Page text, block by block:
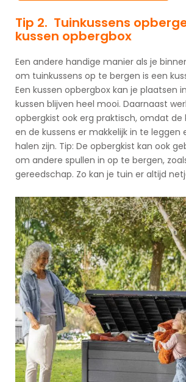
Tip 2. Tuinkussens
kussen opbergbox
Een andere handige manier als je
om tuinkussens op te bergen is een
Een kussen opbergbox kan je plaatsen
kussen blijven heel mooi. Daarnaast
opbergkist ook erg praktisch, omdat
en de kussens er makkelijk in te leggen
halen zijn. Tip: De opbergkist kan ook
om andere spullen in op te bergen,
gereedschap. Zo kan je tuin er altijd